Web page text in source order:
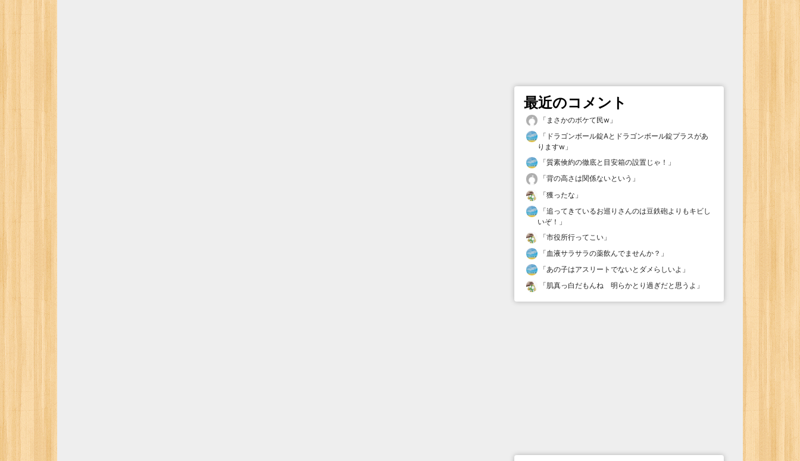
最近のコメント
「 まさかのボケて民w 」
「 ドラゴンボール錠Aとドラゴンボール錠プラスがあ
りますw 」
「質素倹約の徹底と目安箱の設置じゃ！ 」
「背の高さは関係ないという 」
「獲ったな 」
「追ってきているお巡りさんのは豆鉄砲よりもキビし
いぞ！ 」
「市役所行ってこい 」
「血液サラサラの薬飲んでませんか？ 」
「あの子はアスリートでないとダメらしいよ 」
「肌真っ白だもんね 明らかとり過ぎだと思うよ 」